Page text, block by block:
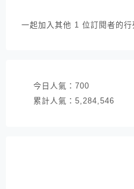
件
一起加入其他 1 位訂閱者的行
今日人氣： 700
累計人氣： 5,284,546